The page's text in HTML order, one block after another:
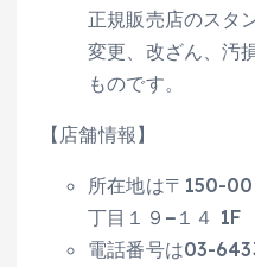
正規販売店のスタ
変更、改ざん、汚
ものです。
【店舗情報】
所在地は〒150-
丁目１９−１４ 1F
電話番号は03-